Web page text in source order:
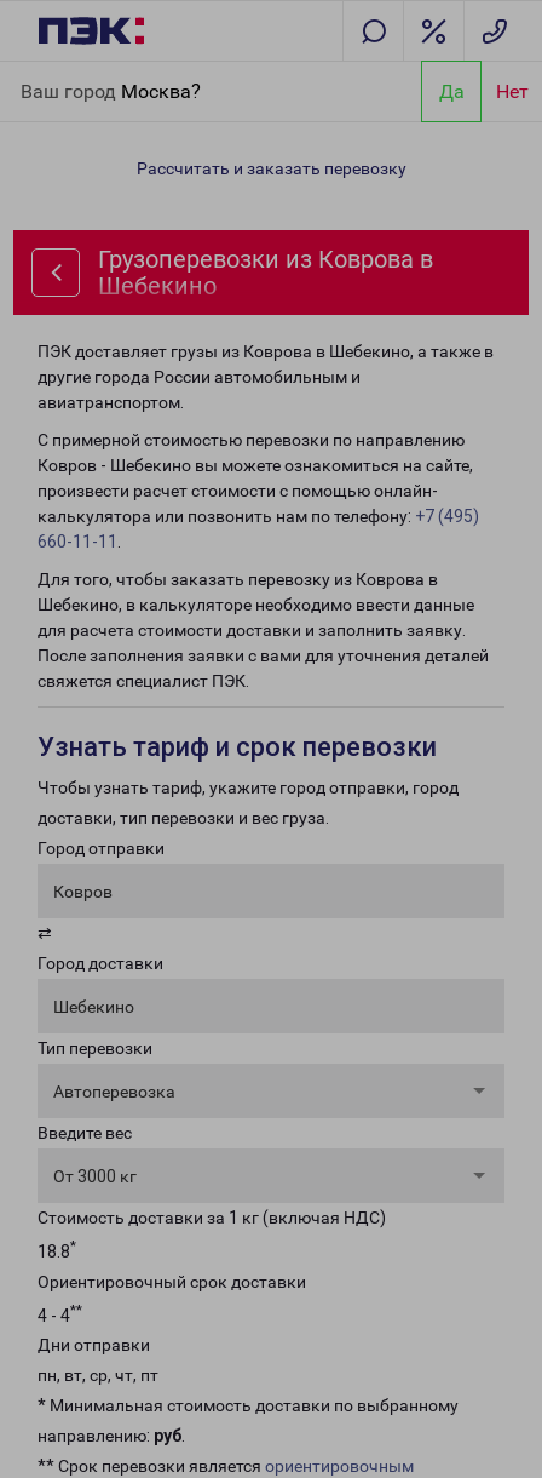
Ваш город Москва? Да Нет
Шебекино
Рассчитать и заказать перевозку
Грузоперевозки из Коврова в
Шебекино
ПЭК доставляет грузы из Коврова в Шебекино, а также в
другие города России автомобильным и
авиатранспортом.
С примерной стоимостью перевозки по направлению
Ковров - Шебекино вы можете ознакомиться на сайте,
произвести расчет стоимости с помощью онлайн-
калькулятора или позвонить нам по телефону: +7 (495)
660-11-11
Для того, чтобы заказать перевозку из Коврова в
Шебекино, в калькуляторе необходимо ввести данные
для расчета стоимости доставки и заполнить заявку.
После заполнения заявки с вами для уточнения деталей
свяжется специалист ПЭК.
Узнать тариф и срок перевозки
Чтобы узнать тариф, укажите город отправки, город
доставки, тип перевозки и вес груза.
Город отправки
Ковров
⇄
Город доставки
Шебекино
Тип перевозки
Автоперевозка
Введите вес
От 3000 кг
Стоимость доставки за 1 кг (включая НДС)
18.8*
Ориентировочный срок доставки
4 - 4**
Дни отправки
пн, вт, ср, чт, пт
* Минимальная стоимость доставки по выбранному
направлению: руб.
** Срок перевозки является ориентировочным